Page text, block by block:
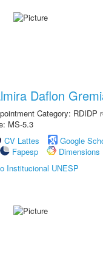
Daflon
Category: RDIDP
MS-5.3
CV Lattes
Google
Fapesp
Dimensions
Institucional UNESP